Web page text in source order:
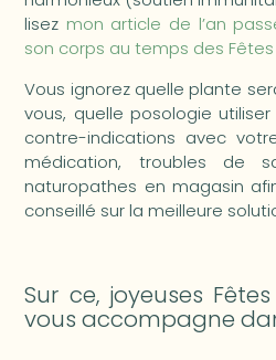
lisez mon article de l’an
son corps au temps des Fêtes
Vous ignorez quelle plante
vous, quelle posologie
contre-indications avec
médication, troubles de
naturopathes en magasin
conseillé sur la meilleure
Sur ce, joyeuses
vous accompagne